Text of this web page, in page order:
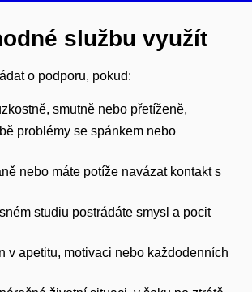
službu využít
o podporu, pokud:
smutně nebo přetíženě,
problémy se spánkem nebo
nebo máte potíže navázat kontakt s
studiu postrádáte smysl a pocit
v apetitu, motivaci nebo každodenních